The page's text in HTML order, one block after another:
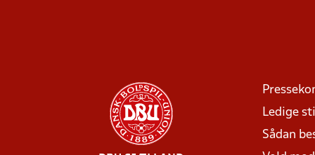
Ledige
Sådan